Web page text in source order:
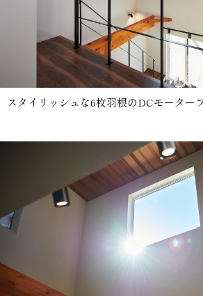
スタイリッシュな6枚羽根のDCモーター